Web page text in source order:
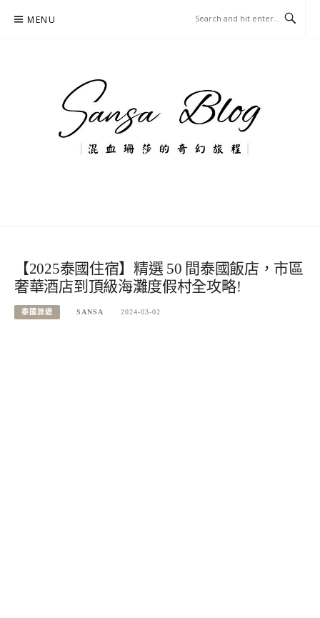
MENU
【2025泰國住宿】精選 50 間泰國飯店，市區
奢華酒店到頂級海灘度假村全攻略!
泰國旅遊 SANSA 2024-03-02